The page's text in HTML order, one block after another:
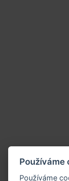
Používáme
Používáme